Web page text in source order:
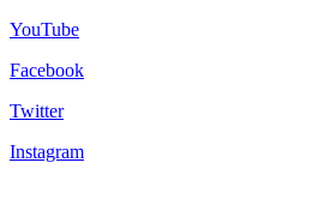
YouTube
Facebook
Twitter
Instagram